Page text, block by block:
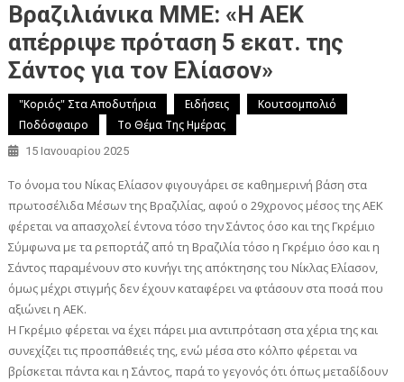
Βραζιλιάνικα ΜΜΕ: «Η ΑΕΚ
απέρριψε πρόταση 5 εκατ. της
Σάντος για τον Ελίασον»
"Κοριός" Στα Αποδυτήρια Ειδήσεις
Κουτσομπολιό
Ποδόσφαιρο
Το Θέμα Της Ημέρας
15 Ιανουαρίου 2025
Το όνομα του Νίκας Ελίασον φιγουγάρει σε καθημερινή βάση στα
πρωτοσέλιδα Μέσων της Βραζιλίας, αφού ο 29χρονος μέσος της ΑΕΚ
φέρεται να απασχολεί έντονα τόσο την Σάντος όσο και της Γκρέμιο
Σύμφωνα με τα ρεπορτάζ από τη Βραζιλία τόσο η Γκρέμιο όσο και η
Σάντος παραμένουν στο κυνήγι της απόκτησης του Νίκλας Ελίασον,
όμως μέχρι στιγμής δεν έχουν καταφέρει να φτάσουν στα ποσά που
αξιώνει η ΑΕΚ.
Η Γκρέμιο φέρεται να έχει πάρει μια αντιπρόταση στα χέρια της και
συνεχίζει τις προσπάθειές της, ενώ μέσα στο κόλπο φέρεται να
βρίσκεται πάντα και η Σάντος, παρά το γεγονός ότι όπως μεταδίδουν